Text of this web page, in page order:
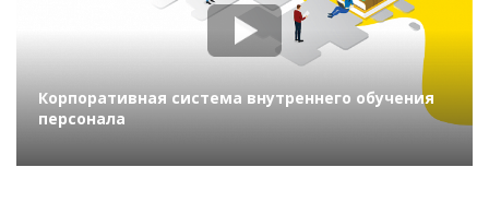
Корпоративная система внутреннего обучения
персонала